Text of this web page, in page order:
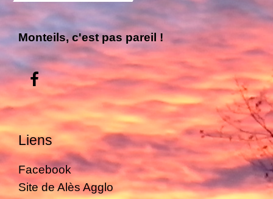
Monteils, c'est pas pareil !
Liens
Facebook
Site de Alès Agglo